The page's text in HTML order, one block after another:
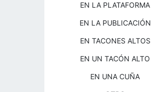
EN LA PLATAFORMA
EN LA PUBLICACIÓN
EN TACONES ALTOS
EN UN TACÓN ALTO
EN UNA CUÑA